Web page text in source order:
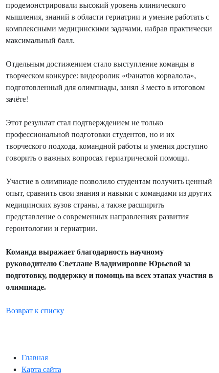
продемонстрировали высокий уровень клинического
мышления, знаний в области гериатрии и умение работать с
комплексными медицинскими задачами, набрав практически
максимальный балл.
Отдельным достижением стало выступление команды в
творческом конкурсе: видеоролик «Фанатов корвалола»,
подготовленный для олимпиады, занял 3 место в итоговом
зачёте!
Этот результат стал подтверждением не только
профессиональной подготовки студентов, но и их
творческого подхода, командной работы и умения доступно
говорить о важных вопросах гериатрической помощи.
Участие в олимпиаде позволило студентам получить ценный
опыт, сравнить свои знания и навыки с командами из других
медицинских вузов страны, а также расширить
представление о современных направлениях развития
геронтологии и гериатрии.
Команда выражает благодарность научному
руководителю Светлане Владимировне Юрьевой за
подготовку, поддержку и помощь на всех этапах участия в
олимпиаде.
Возврат к списку
Главная
Карта сайта